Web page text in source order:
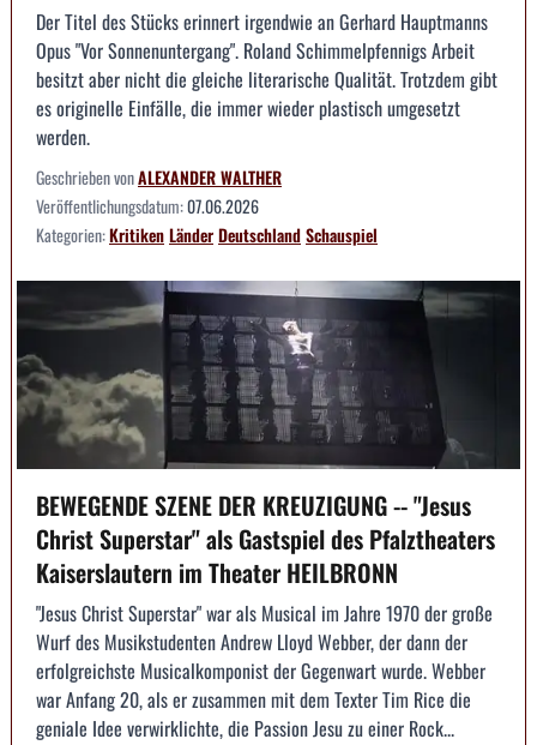
Der Titel des Stücks erinnert irgendwie an Gerhard Hauptmanns
Opus "Vor Sonnenuntergang". Roland Schimmelpfennigs Arbeit
besitzt aber nicht die gleiche literarische Qualität. Trotzdem gibt
es originelle Einfälle, die immer wieder plastisch umgesetzt
werden.
Geschrieben vonALEXANDER WALTHER
Veröffentlichungsdatum:07.06.2026
Kategorien:KritikenLänderDeutschlandSchauspiel
BEWEGENDE SZENE DER KREUZIGUNG -- "Jesus
Christ Superstar" als Gastspiel des Pfalztheaters
Kaiserslautern im Theater HEILBRONN
"Jesus Christ Superstar" war als Musical im Jahre 1970 der große
Wurf des Musikstudenten Andrew Lloyd Webber, der dann der
erfolgreichste Musicalkomponist der Gegenwart wurde. Webber
war Anfang 20, als er zusammen mit dem Texter Tim Rice die
geniale Idee verwirklichte, die Passion Jesu zu einer Rock...